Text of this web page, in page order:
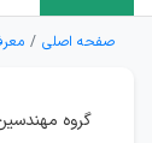
صفحه اصلی
گروه